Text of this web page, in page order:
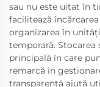
sau nu este uitat în
facilitează
organizarea în
temporară. Stocarea
principală în care
remarcă în
transparentă ajută